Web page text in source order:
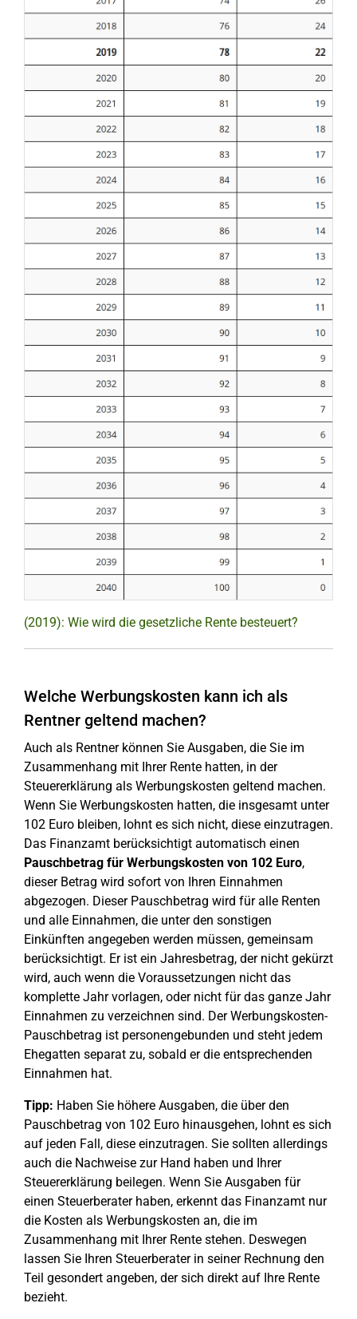
(2019): Wie wird die gesetzliche Rente besteuert?
Welche Werbungskosten kann ich als
Rentner geltend machen?
Auch als Rentner können Sie Ausgaben, die Sie im
Zusammenhang mit Ihrer Rente hatten, in der
Steuererklärung als Werbungskosten geltend machen.
Wenn Sie Werbungskosten hatten, die insgesamt unter
102 Euro bleiben, lohnt es sich nicht, diese einzutragen.
Das Finanzamt berücksichtigt automatisch einen
Pauschbetrag für Werbungskosten von 102 Euro,
dieser Betrag wird sofort von Ihren Einnahmen
abgezogen. Dieser Pauschbetrag wird für alle Renten
und alle Einnahmen, die unter den sonstigen
Einkünften angegeben werden müssen, gemeinsam
berücksichtigt. Er ist ein Jahresbetrag, der nicht gekürzt
wird, auch wenn die Voraussetzungen nicht das
komplette Jahr vorlagen, oder nicht für das ganze Jahr
Einnahmen zu verzeichnen sind. Der Werbungskosten-
Pauschbetrag ist personengebunden und steht jedem
Ehegatten separat zu, sobald er die entsprechenden
Einnahmen hat.
Tipp: Haben Sie höhere Ausgaben, die über den
Pauschbetrag von 102 Euro hinausgehen, lohnt es sich
auf jeden Fall, diese einzutragen. Sie sollten allerdings
auch die Nachweise zur Hand haben und Ihrer
Steuererklärung beilegen. Wenn Sie Ausgaben für
einen Steuerberater haben, erkennt das Finanzamt nur
die Kosten als Werbungskosten an, die im
Zusammenhang mit Ihrer Rente stehen. Deswegen
lassen Sie Ihren Steuerberater in seiner Rechnung den
Teil gesondert angeben, der sich direkt auf Ihre Rente
bezieht.